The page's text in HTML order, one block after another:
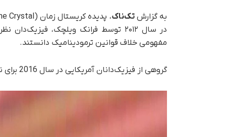
به گزارشتک‌ناک
در سال ۲۰۱۲ توسط فرانک ویلچک،
مفهومی خلاف قوانین ترمودینامیک دانستند.
گروهی از فیزیک‌دانان آمریکایی در سال 2016 برای نخستین‌بار توانستند وجود آن را در آزمایشگاه مشاهده کنند.